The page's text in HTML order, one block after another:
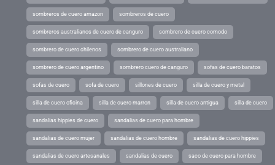
sombreros de cuero amazon sombreros de cuero
sombreros australianos de cuero de canguro sombrero de cuero comodo
sombrero de cuero chilenos sombrero de cuero australiano
sombrero de cuero argentino sombrero cuero de canguro sofas de cuero baratos
sofas de cuero sofa de cuero sillones de cuero silla de cuero y metal
silla de cuero oficina silla de cuero marron silla de cuero antigua silla de cuero
sandalias hippies de cuero sandalias de cuero para hombre
sandalias de cuero mujer sandalias de cuero hombre sandalias de cuero hippies
sandalias de cuero artesanales sandalias de cuero saco de cuero para hombre